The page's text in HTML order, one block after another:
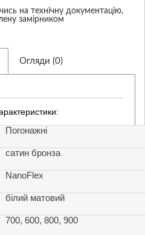
на технічну документацію,
замірником
Огляди (0)
Погонажні
сатин бронза
NanoFlex
білий матовий
700, 600, 800, 900